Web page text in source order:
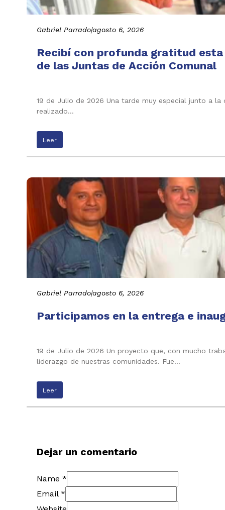
Gabriel Parrado|agosto 6, 2026
Recibí con profunda gratitud
de las Juntas de Acción Comunal
19 de Julio de 2026 Una tarde muy especial junto a
realizado…
Leer
Gabriel Parrado|agosto 6, 2026
Participamos en la entrega e
19 de Julio de 2026 Un proyecto que, con mucho
liderazgo de nuestras comunidades. Fue…
Leer
Dejar un comentario
Name *
Email *